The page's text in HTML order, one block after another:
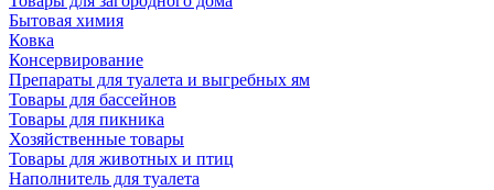
Бытовая химия
Ковка
Консервирование
Препараты для туалета и выгребных ям
Товары для бассейнов
Товары для пикника
Хозяйственные товары
Товары для животных и птиц
Наполнитель для туалета